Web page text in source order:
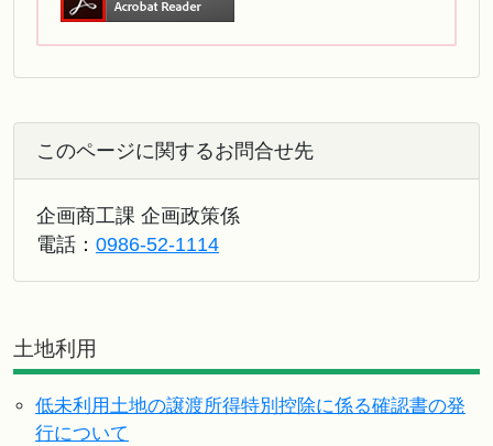
このページに関するお問合せ先
企画商工課 企画政策係
電話： 0986-52-1114
土地利用
低未利用土地の譲渡所得特別控除に係る確認書の発
行について